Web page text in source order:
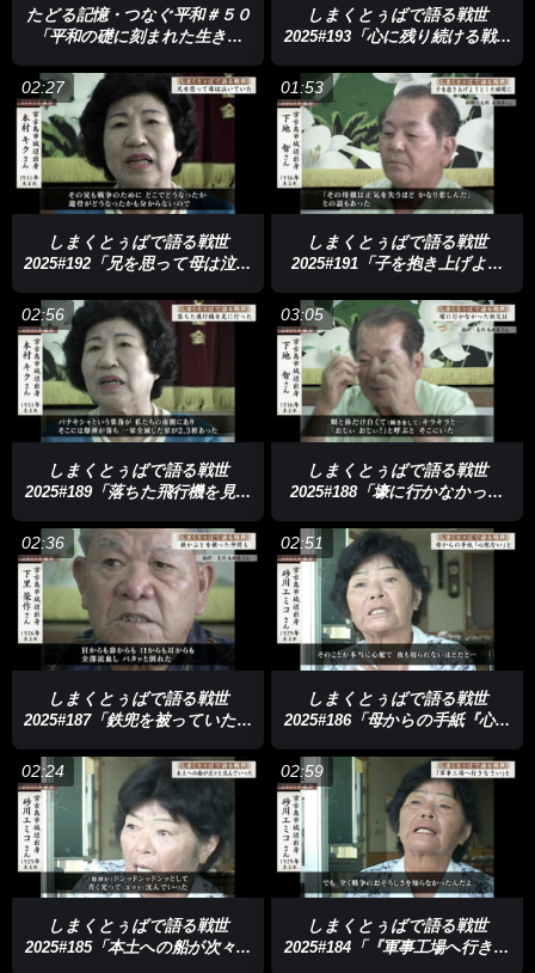
たどる記憶・つなぐ平和＃５０
「平和の礎に刻まれた生きた
しまくとぅばで語る戦世
2025#193「心に残り続ける戦争
02:27
しまくとぅばで語る戦世
2025#192「兄を思って母は泣い
01:53
しまくとぅばで語る戦世
2025#191「子を抱き上げよう
02:56
しまくとぅばで語る戦世
2025#189「落ちた飛行機を見に
03:05
しまくとぅばで語る戦世
2025#188「壕に行かなかった
02:36
しまくとぅばで語る戦世
2025#187「鉄兜を被っていた仲
02:51
しまくとぅばで語る戦世
2025#186「母からの手紙『心配
02:24
しまくとぅばで語る戦世
2025#185「本土への船が次々と
02:59
しまくとぅばで語る戦世
2025#184「『軍事工場へ行きな